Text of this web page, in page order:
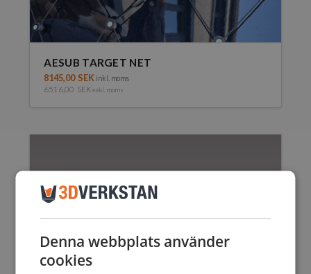
AESUB TARGET NET
8145,00 SEK inkl. moms
6516,00 SEK exkl. moms
Denna webbplats använder
cookies